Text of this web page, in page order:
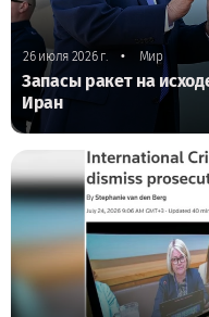
26 июля 2026 г. • Мир
Запасы ракет на
Иран